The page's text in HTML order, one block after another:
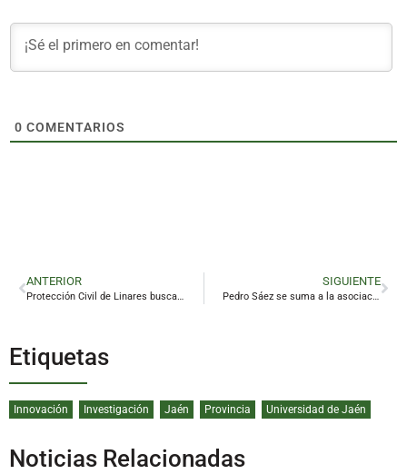
0 COMENTARIOS
ANTERIOR
Protección Civil de Linares busca voluntarios
SIGUIENTE
Pedro Sáez se suma a la asociación de pequeños accionistas del Linares
Etiquetas
Innovación Investigación Jaén Provincia Universidad de Jaén
Noticias Relacionadas